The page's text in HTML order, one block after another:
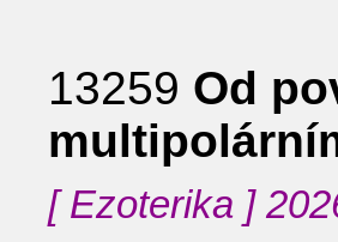
13259 Od
[ Ezoterika ]